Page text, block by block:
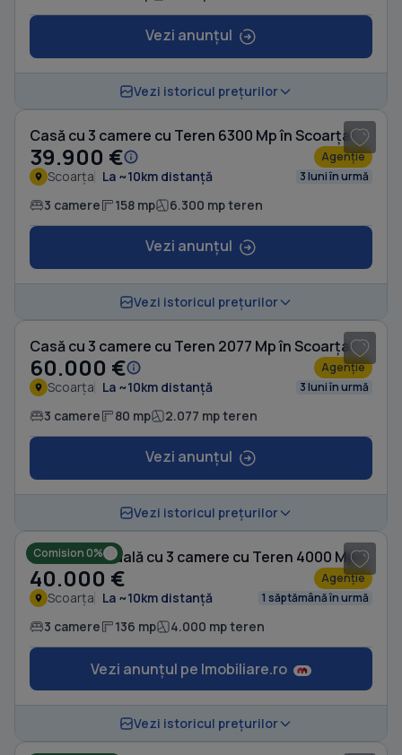
Vezi anunțul
Vezi istoricul prețurilor
Casă cu 3 camere cu Teren 6300 Mp în Scoarța
39.900 € Agenție
Scoarța La ~10km distanță 3 luni în urmă
3 camere 158 mp 6.300 mp teren
Vezi anunțul
Vezi istoricul prețurilor
Casă cu 3 camere cu Teren 2077 Mp în Scoarța
60.000 € Agenție
Scoarța La ~10km distanță 3 luni în urmă
3 camere 80 mp 2.077 mp teren
Vezi anunțul
Vezi istoricul prețurilor
Comision 0% Casă individuală cu 3 camere cu Teren 4000 Mp în Scoarța
40.000 € Agenție
Scoarța La ~10km distanță 1 săptămână în urmă
3 camere 136 mp 4.000 mp teren
Vezi anunțul pe Imobiliare.ro
Vezi istoricul prețurilor